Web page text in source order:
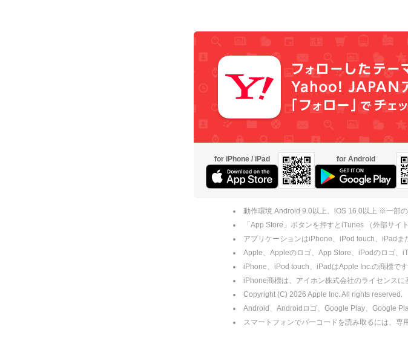
for iPhone / iPad for Android
動作環境 Android 9.0以上、iOS 16.0以上 ※一部
「App Store」ボタンを押すとiTunes （外部サイ
アプリケーションはiPhone、iPod touch、iPadま
Apple、Appleのロゴ、App Store、iPodのロゴ、
iPhone、iPod touch、iPadはApple Inc.の商標です
iPhone商標は、アイホン株式会社のライセンスに
Copyright (C) 2026 Apple Inc. All rights reserved.
Android、Androidロゴ、Google Play、Google
スマートフォンでバーコードを読み取るには、専